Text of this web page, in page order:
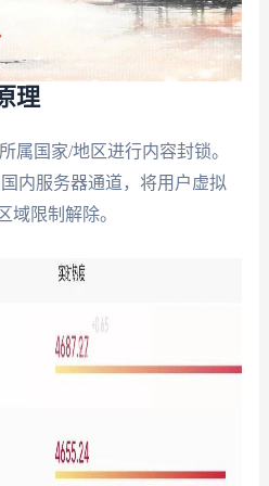
理
属国家/地区进行内容封锁。
内服务器通道，将用户虚拟
域限制解除。